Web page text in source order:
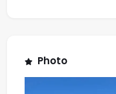
Photo